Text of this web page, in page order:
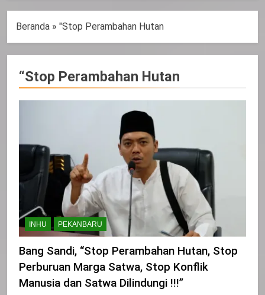
Beranda » "Stop Perambahan Hutan
“Stop Perambahan Hutan
INHU PEKANBARU
Bang Sandi, “Stop Perambahan Hutan, Stop
Perburuan Marga Satwa, Stop Konflik
Manusia dan Satwa Dilindungi !!!”